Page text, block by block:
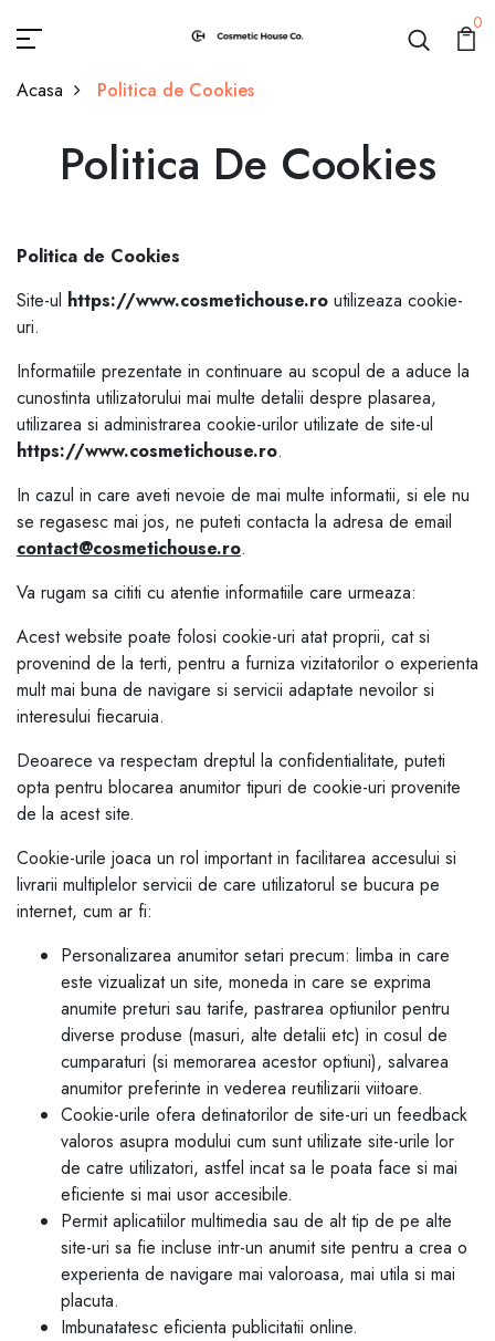
0
Acasa Politica de Cookies
Politica De Cookies
Politica De Cookies
Politica de Cookies
Site-ul https://www.cosmetichouse.ro utilizeaza cookie-
uri.
Informatiile prezentate in continuare au scopul de a aduce la
cunostinta utilizatorului mai multe detalii despre plasarea,
utilizarea si administrarea cookie-urilor utilizate de site-ul
https://www.cosmetichouse.ro.
In cazul in care aveti nevoie de mai multe informatii, si ele nu
se regasesc mai jos, ne puteti contacta la adresa de email
contact@cosmetichouse.ro.
Va rugam sa cititi cu atentie informatiile care urmeaza:
Acest website poate folosi cookie-uri atat proprii, cat si
provenind de la terti, pentru a furniza vizitatorilor o experienta
mult mai buna de navigare si servicii adaptate nevoilor si
interesului fiecaruia.
Deoarece va respectam dreptul la confidentialitate, puteti
opta pentru blocarea anumitor tipuri de cookie-uri provenite
de la acest site.
Cookie-urile joaca un rol important in facilitarea accesului si
livrarii multiplelor servicii de care utilizatorul se bucura pe
internet, cum ar fi:
Personalizarea anumitor setari precum: limba in care
este vizualizat un site, moneda in care se exprima
anumite preturi sau tarife, pastrarea optiunilor pentru
diverse produse (masuri, alte detalii etc) in cosul de
cumparaturi (si memorarea acestor optiuni), salvarea
anumitor preferinte in vederea reutilizarii viitoare.
Cookie-urile ofera detinatorilor de site-uri un feedback
valoros asupra modului cum sunt utilizate site-urile lor
de catre utilizatori, astfel incat sa le poata face si mai
eficiente si mai usor accesibile.
Permit aplicatiilor multimedia sau de alt tip de pe alte
site-uri sa fie incluse intr-un anumit site pentru a crea o
experienta de navigare mai valoroasa, mai utila si mai
placuta.
Imbunatatesc eficienta publicitatii online.